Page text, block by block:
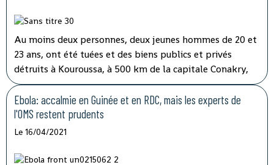
Au moins deux personnes, deux jeunes hommes de 20 et
23 ans, ont été tuées et des biens publics et privés
détruits à Kouroussa, à 500 km de la capitale Conakry,
dans l'est de la Guinée, lors de heurts entre des
orpailleurs et les forces de l'ordre, samedi 17 avril. Ces
heurts ont éclaté lors de protestations d'orpailleurs
guinéens accusant les autorités guinéennes de les avoir
burkinabè.
Ebola: accalmie en Guinée et en RDC, mais les experts de
l'OMS restent prudents
Le 16/04/2021